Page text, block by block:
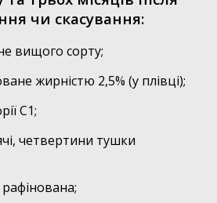
чи скасування:
вищого сорту;
жирністю 2,5% (у плівці);
С1;
четвертини тушки